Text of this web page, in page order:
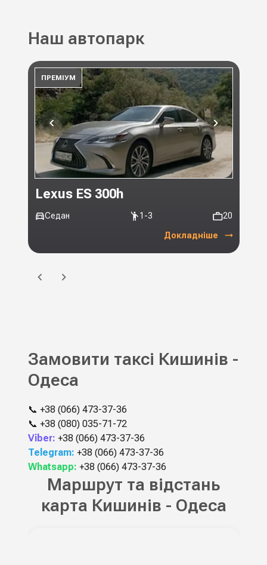
Наш автопарк
ПРЕМІУМ
Lexus ES 300h
Седан 1-3 20
Докладніше
Замовити таксі Кишинів -
Одеса
📞 +38 (066) 473-37-36
📞 +38 (080) 035-71-72
Viber: +38 (066) 473-37-36
Telegram: +38 (066) 473-37-36
Whatsapp: +38 (066) 473-37-36
Маршрут та відстань
карта Кишинів - Одеса